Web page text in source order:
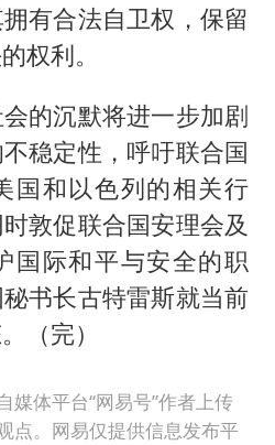
有合法自卫权，保留
权利。
的沉默将进一步加剧
稳定性，呼吁联合国
国和以色列的相关行
敦促联合国安理会及
国际和平与安全的职
书长古特雷斯就当前
（完）
媒体平台“网易号”作者上传
点。网易仅提供信息发布平